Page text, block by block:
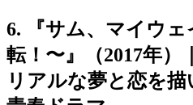
6. 『サム、マイウ
転！〜』（2017年）
リアルな夢と恋を